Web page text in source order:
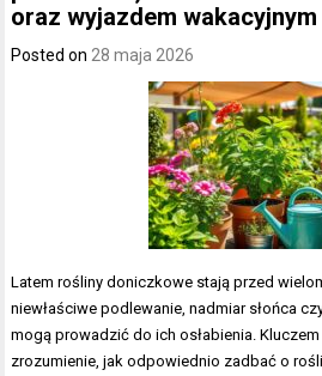
oraz wyjazdem wakacyjnym
Posted on 28 maja 2026
Latem rośliny doniczkowe stają przed
niewłaściwe podlewanie, nadmiar słońca
mogą prowadzić do ich osłabienia.
zrozumienie, jak odpowiednio zadbać o